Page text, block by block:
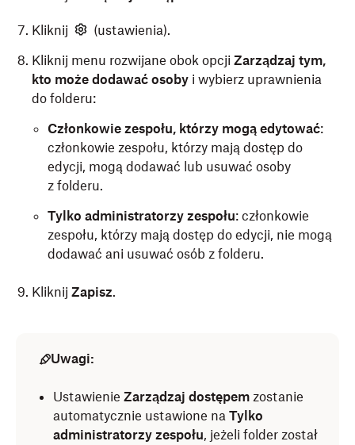
Kliknij
(ustawienia).
Kliknij menu rozwijane obok opcji Zarządzaj tym,
kto może dodawać osoby i wybierz uprawnienia
do folderu:
Członkowie zespołu, którzy mogą edytować:
członkowie zespołu, którzy mają dostęp do
edycji, mogą dodawać lub usuwać osoby
z folderu.
Tylko administratorzy zespołu: członkowie
zespołu, którzy mają dostęp do edycji, nie mogą
dodawać ani usuwać osób z folderu.
Kliknij Zapisz.
Uwagi:
Ustawienie Zarządzaj dostępem zostanie
automatycznie ustawione na Tylko
administratorzy zespołu, jeżeli folder został